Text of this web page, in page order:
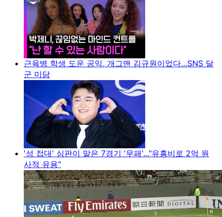
근육병 학생 도운 공익, 개그맨 김규원이었다…SNS 달
군 미담
'성 접대' 심판이 맡은 7경기 '무패'..."유흥비로 2억 원
사적 유용"